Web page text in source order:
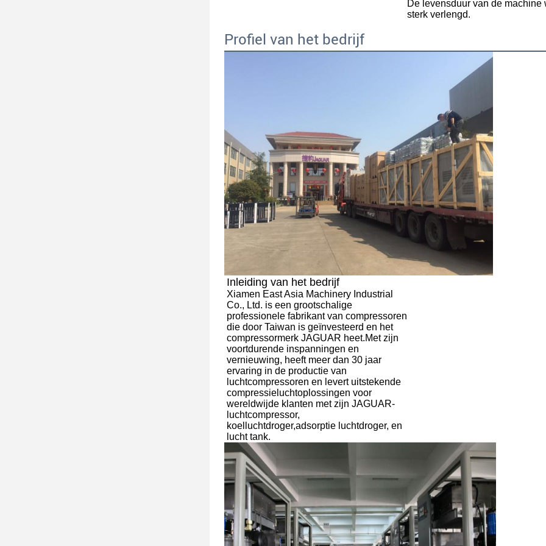
De levensduur van de machine
sterk verlengd.
Profiel van het bedrijf
Inleiding van het bedrijf
Xiamen East Asia Machinery Industrial
Co., Ltd. is een grootschalige
professionele fabrikant van compressoren
die door Taiwan is geïnvesteerd en het
compressormerk JAGUAR heet.Met zijn
voortdurende inspanningen en
vernieuwing, heeft meer dan 30 jaar
ervaring in de productie van
luchtcompressoren en levert uitstekende
compressieluchtoplossingen voor
wereldwijde klanten met zijn JAGUAR-
luchtcompressor,
koelluchtdroger,adsorptie luchtdroger, en
lucht tank.